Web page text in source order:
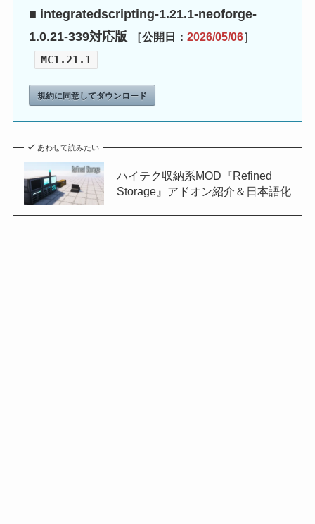
■ integratedscripting-1.21.1-neoforge-
1.0.21-339対応版
［公開日：2026/05/06］
MC1.21.1
規約に同意してダウンロード
あわせて読みたい
ハイテク収納系MOD『Refined
Storage』アドオン紹介＆日本語化